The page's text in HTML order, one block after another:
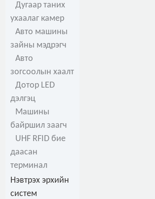
Дугаар таних
ухаалаг камер
Авто машины
зайны мэдрэгч
Авто
зогсоолын хаалт
Дотор LED
дэлгэц
Машины
байршил заагч
UHF RFID бие
даасан
терминал
Нэвтрэх эрхийн
систем